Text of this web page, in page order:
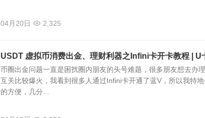
04月20日 2,325
USDT 虚拟币消费出金、理财利器之Infini卡开卡教程 | U
币圈出金问题一直是困扰圈内朋友的头号难题，很多朋友想去办
互关比较爆火，我看到很多人通过Infini卡开通了蓝V，所以我特
的方便，几分...